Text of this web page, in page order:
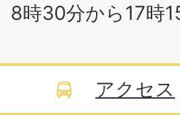
8時30分から17時
アクセス